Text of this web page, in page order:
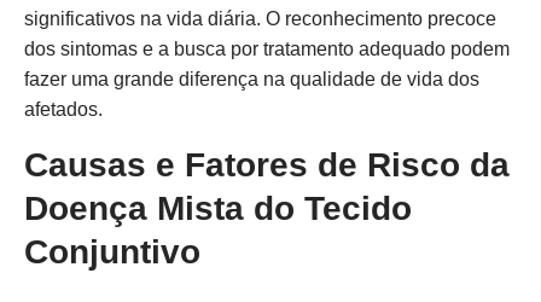
significativos na vida diária. O reconhecimento precoce
dos sintomas e a busca por tratamento adequado podem
fazer uma grande diferença na qualidade de vida dos
afetados.
Causas e Fatores de Risco da
Doença Mista do Tecido
Conjuntivo